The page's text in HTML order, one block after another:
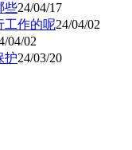
些24/04/17
工作的呢24/04/02
04/02
护24/03/20